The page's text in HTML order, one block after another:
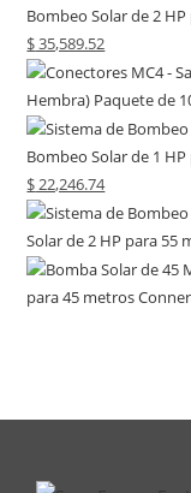
Bombeo Solar de 2
$35,589.52
Hembra) Paquete de
Bombeo Solar de 1
$22,246.74
Solar de 2 HP para 55
para 45 metros